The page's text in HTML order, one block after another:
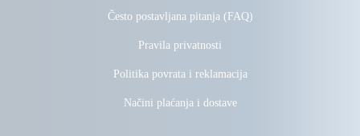
Često postavljana pitanja (FAQ)
Pravila privatnosti
Politika povrata i reklamacija
Načini plaćanja i dostave